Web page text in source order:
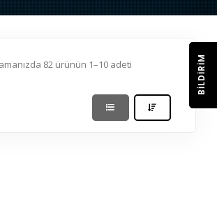
82 ürünün 1–10 adeti
BILDIRIM